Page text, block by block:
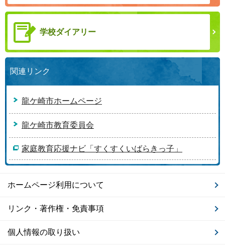
学校ダイアリー
関連リンク
龍ケ崎市ホームページ
龍ケ崎市教育委員会
家庭教育応援ナビ「すくすくいばらきっ子」
ホームページ利用について
リンク・著作権・免責事項
個人情報の取り扱い